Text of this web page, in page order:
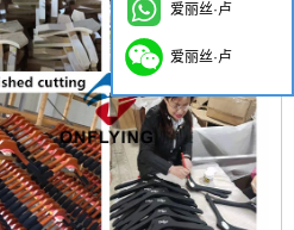
爱丽丝·卢
爱丽丝·卢